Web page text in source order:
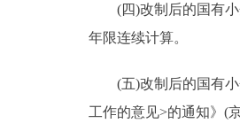
(四)改制后的国有小
年限连续计算。
(五)改制后的国有小
工作的意见>的通知》(